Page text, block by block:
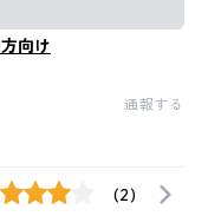
向け
通報する
(2)